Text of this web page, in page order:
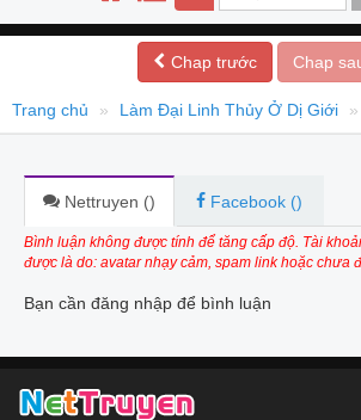
Chap trước Chap
Trang chủ Làm Đại Linh Thủy Ở Dị Giới
Nettruyen () Facebook ()
Bình luận không được tính để tăng cấp độ. Tài
được là do: avatar nhạy cảm, spam link hoặc chưa
Bạn cần đăng nhập để bình luận